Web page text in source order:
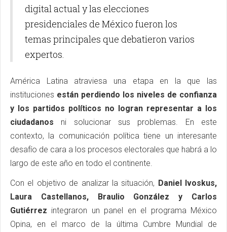
digital actual y las elecciones
presidenciales de México fueron los
temas principales que debatieron varios
expertos.
América Latina atraviesa una etapa en la que las
instituciones están perdiendo los niveles de confianza
y los partidos políticos no logran representar a los
ciudadanos ni solucionar sus problemas. En este
contexto, la comunicación política tiene un interesante
desafío de cara a los procesos electorales que habrá a lo
largo de este año en todo el continente.
Con el objetivo de analizar la situación, Daniel Ivoskus,
Laura Castellanos, Braulio González y Carlos
Gutiérrez integraron un panel en el programa México
Opina, en el marco de la última Cumbre Mundial de